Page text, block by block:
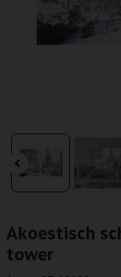
Akoestisch
tower